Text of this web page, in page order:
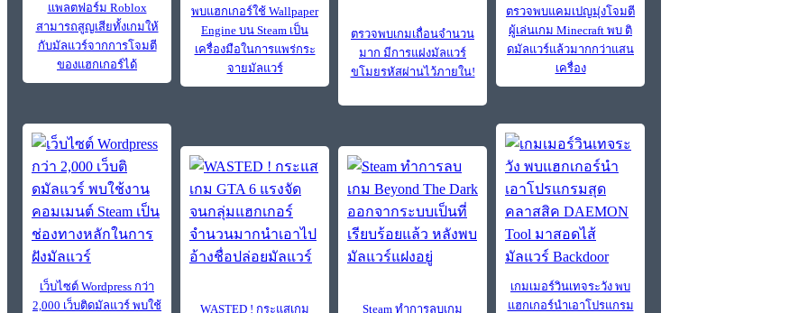
แพลตฟอร์ม Roblox
สามารถสูญเสียทั้งเกมให้
กับมัลแวร์จากการโจมตี
ของแฮกเกอร์ได้
พบแฮกเกอร์ใช้ Wallpaper
Engine บน Steam เป็น
เครื่องมือในการแพร่กระ
จายมัลแวร์
ตรวจพบเกมเถื่อนจำนวน
มาก มีการแฝงมัลแวร์
ขโมยรหัสผ่านไว้ภายใน!
ตรวจพบแคมเปญมุ่งโจมตี
ผู้เล่นเกม Minecraft พบ ติ
ดมัลแวร์แล้วมากกว่าแสน
เครื่อง
เว็บไซต์ Wordpress กว่า
2,000 เว็บติดมัลแวร์ พบใช้
WASTED ! กระแสเกม Steam ทำการลบเกม
เกมเมอร์วินเทจระวัง พบ
แฮกเกอร์นำเอาโปรแกรม